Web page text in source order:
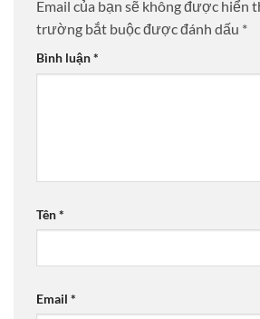
Email của bạn sẽ không được hiển
trường bắt buộc được đánh dấu *
Bình luận*
Tên*
Email *